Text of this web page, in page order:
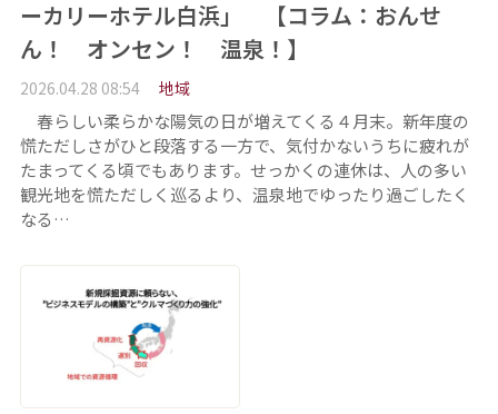
ーカリーホテル白浜」 【コラム：おんせ
ん！ オンセン！ 温泉！】
2026.04.28 08:54 地域
春らしい柔らかな陽気の日が増えてくる４月末。新年度の
慌ただしさがひと段落する一方で、気付かないうちに疲れが
たまってくる頃でもあります。せっかくの連休は、人の多い
観光地を慌ただしく巡るより、温泉地でゆったり過ごしたく
なる…